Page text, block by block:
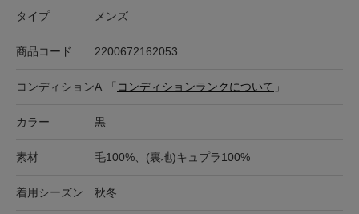
タイプ メンズ
商品コード 2200672162053
コンディションA 「 コンディションランクについて 」
カラー 黒
素材 毛100%、(裏地)キュプラ100%
着用シーズン 秋冬